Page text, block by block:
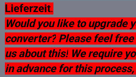
Lieferzeit.
Would you like to upgrade
converter? Please feel
us about this! We require
in advance for this process,